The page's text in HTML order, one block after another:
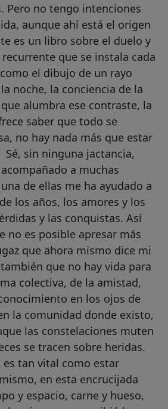
Pero no tengo intenciones
aunque ahí está el origen
es un libro sobre el duelo y
que se instala cada
el dibujo de un rayo
noche, la conciencia de la
alumbra ese contraste, la
saber que todo se
no hay nada más que estar
sin ninguna jactancia,
a muchas
de ellas me ha ayudado a
los años, los amores y los
y las conquistas. Así
no es posible apresar más
que ahora mismo dice mi
que no hay vida para
colectiva, de la amistad,
en los ojos de
la comunidad donde existo,
las constelaciones muten
se tracen sobre heridas.
es tan vital como estar
en esta encrucijada
y espacio, carne y hueso,